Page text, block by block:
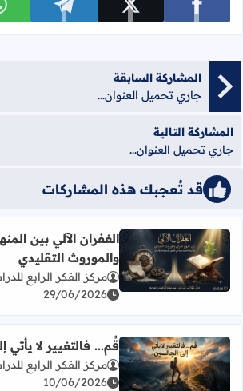
شارك على facebook شارك على x شارك على telegram
المشاركة السابقة
جاري تحميل العنوان...
المشاركة التالية
جاري تحميل العنوان...
قد تُعجبك هذه المشاركات
اقرأ المزيد عن الغفران الآلي بين
الغفران الآلي بين
والموروث التقليدي
مركز الفكر الرابع
29/06/2026
اقرأ المزيد عن قُم... فالتغيير لا يأتي
قُم... فالتغيير لا يأتي
مركز الفكر الرابع
10/06/2026